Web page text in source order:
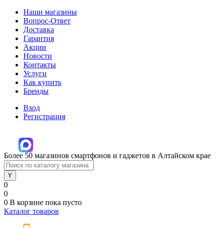
Наши магазины
Вопрос-Ответ
Доставка
Гарантия
Акции
Новости
Контакты
Услуги
Как купить
Бренды
Вход
Регистрация
Более 50 магазинов смартфонов и гаджетов в Алтайском крае
0
0
0 В корзине пока пусто
Каталог товаров